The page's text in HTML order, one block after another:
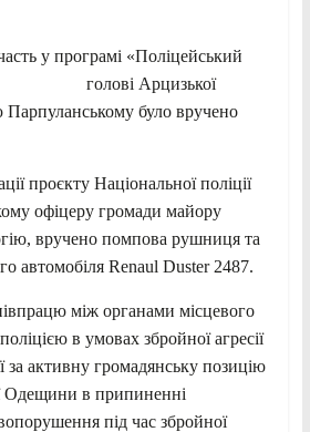
у програмі «Поліцейський
голові Арцизької
Парпуланському було вручено
проєкту Національної поліції
офіцеру громади майору
вручено помпова рушниця та
автомобіля Renaul Duster 2487.
між органами місцевого
в умовах збройної агресії
за активну громадянську позицію
Одещини в припиненні
під час збройної